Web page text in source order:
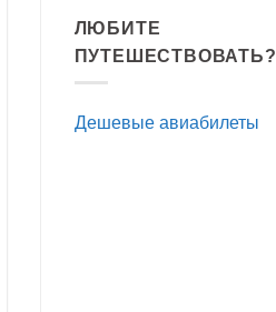
ЛЮБИТЕ
ПУТЕШЕСТВОВАТЬ?
Дешевые авиабилеты